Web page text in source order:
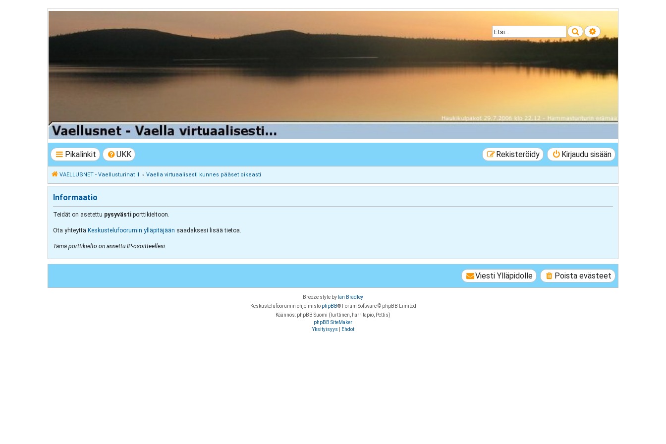
Etsi Tarkennettu haku
VAELLUSNET - Vaellusturinat II
Keskustelua vaeltamisesta ja Lapista
Pikalinkit UKK Kirjaudu sisään
Rekisteröidy
VAELLUSNET - Vaellusturinat II Vaella virtuaalisesti kunnes pääset oikeasti
Informaatio
Teidät on asetettu pysyvästi porttikieltoon.
Ota yhteyttä Keskustelufoorumin ylläpitäjään saadaksesi lisää tietoa.
Tämä porttikielto on annettu IP-osoitteellesi.
Poista evästeet
Viesti Ylläpidolle
Breeze style by Ian Bradley
Keskustelufoorumin ohjelmisto phpBB® Forum Software © phpBB Limited
Käännös: phpBB Suomi (lurttinen, harritapio, Pettis)
phpBB SiteMaker
Yksityisyys
Ehdot